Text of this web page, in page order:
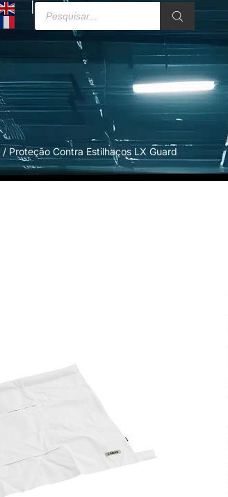
/ Proteção Contra Estilhaços LX Guard